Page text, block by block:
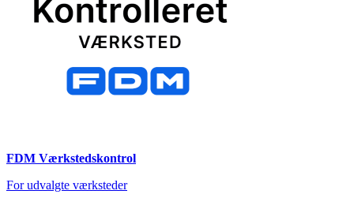
FDM Værkstedskontrol
For udvalgte værksteder